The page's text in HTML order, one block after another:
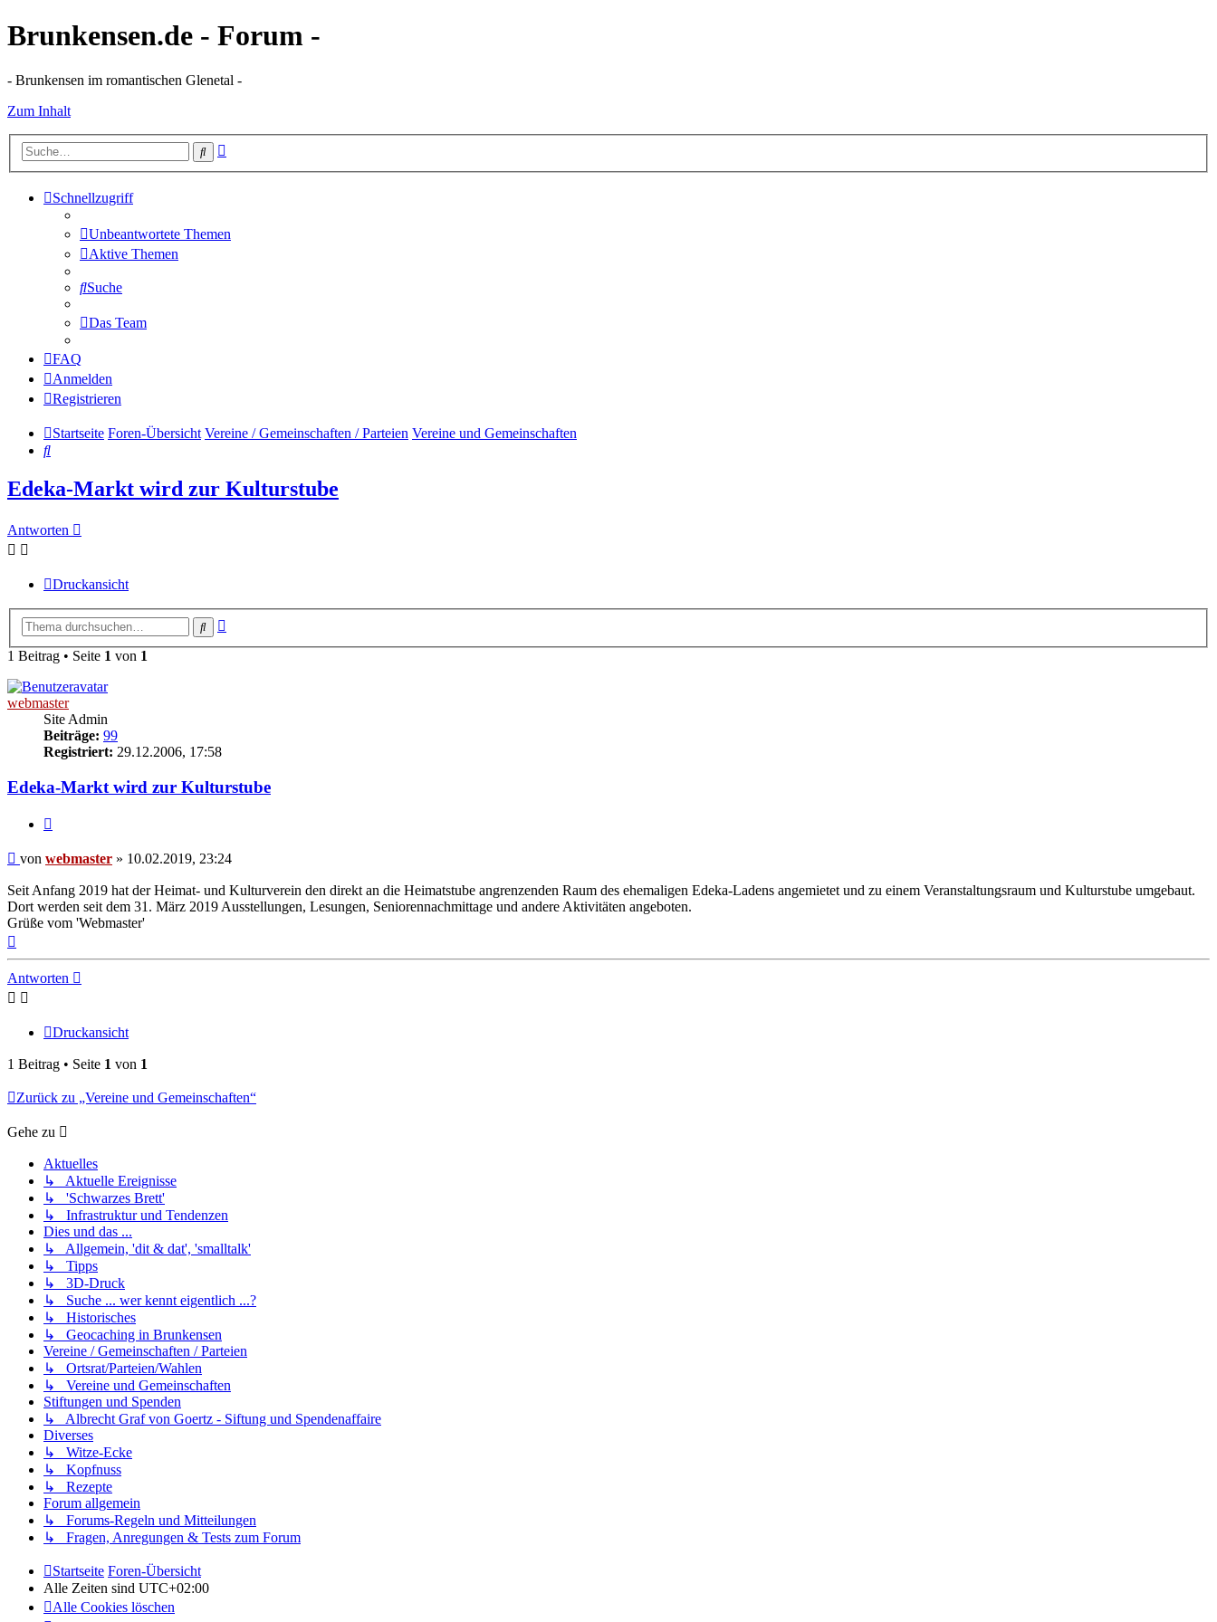
Brunkensen.de - Forum -
- Brunkensen im romantischen Glenetal -
Zum Inhalt
Suche
Schnellzugriff
Unbeantwortete Themen
Aktive Themen
Suche
Das Team
FAQ
Anmelden
Registrieren
Startseite Foren-Übersicht Vereine / Gemeinschaften / Parteien Vereine und Gemeinschaften
Suche
Edeka-Markt wird zur Kulturstube
Antworten
Druckansicht
Suche
1 Beitrag • Seite 1 von 1
webmaster
Site Admin
Beiträge: 99
Registriert: 29.12.2006, 17:58
Edeka-Markt wird zur Kulturstube
Beitrag
von webmaster » 10.02.2019, 23:24
Seit Anfang 2019 hat der Heimat- und Kulturverein den direkt an die Heimatstube angrenzenden Raum des ehemaligen Edeka-Ladens angemietet und zu einem Veranstaltungsraum und Kulturstube umgebaut.
Dort werden seit dem 31. März 2019 Ausstellungen, Lesungen, Seniorennachmittage und andere Aktivitäten angeboten.
Grüße vom 'Webmaster'
Antworten
Druckansicht
1 Beitrag • Seite 1 von 1
Zurück zu „Vereine und Gemeinschaften“
Gehe zu
Aktuelles
↳ Aktuelle Ereignisse
↳ 'Schwarzes Brett'
↳ Infrastruktur und Tendenzen
Dies und das ...
↳ Allgemein, 'dit & dat', 'smalltalk'
↳ Tipps
↳ 3D-Druck
↳ Suche ... wer kennt eigentlich ...?
↳ Historisches
↳ Geocaching in Brunkensen
Vereine / Gemeinschaften / Parteien
↳ Ortsrat/Parteien/Wahlen
↳ Vereine und Gemeinschaften
Stiftungen und Spenden
↳ Albrecht Graf von Goertz - Siftung und Spendenaffaire
Diverses
↳ Witze-Ecke
↳ Kopfnuss
↳ Rezepte
Forum allgemein
↳ Forums-Regeln und Mitteilungen
↳ Fragen, Anregungen & Tests zum Forum
Startseite Foren-Übersicht
Alle Zeiten sind UTC+02:00
Alle Cookies löschen